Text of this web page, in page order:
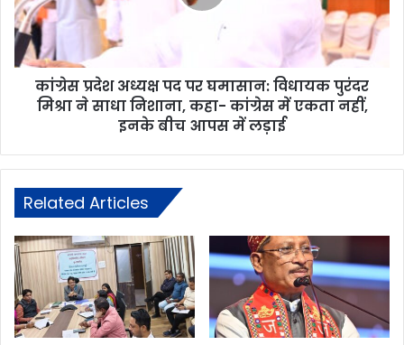
कांग्रेस प्रदेश अध्यक्ष पद पर घमासान: विधायक पुरंदर
मिश्रा ने साधा निशाना, कहा- कांग्रेस में एकता नहीं,
इनके बीच आपस में लड़ाई
Related Articles